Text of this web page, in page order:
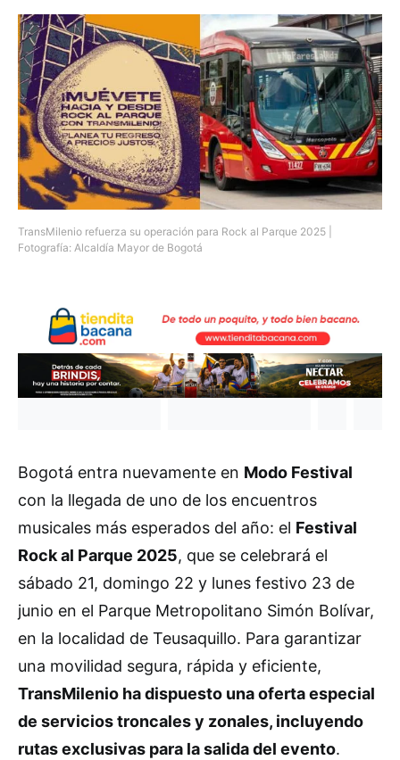
TransMilenio refuerza su operación para Rock al Parque 2025 |
Fotografía: Alcaldía Mayor de Bogotá
Bogotá entra nuevamente en Modo Festival
con la llegada de uno de los encuentros
musicales más esperados del año: el Festival
Rock al Parque 2025, que se celebrará el
sábado 21, domingo 22 y lunes festivo 23 de
junio en el Parque Metropolitano Simón Bolívar,
en la localidad de Teusaquillo. Para garantizar
una movilidad segura, rápida y eficiente,
TransMilenio ha dispuesto una oferta especial
de servicios troncales y zonales, incluyendo
rutas exclusivas para la salida del evento.